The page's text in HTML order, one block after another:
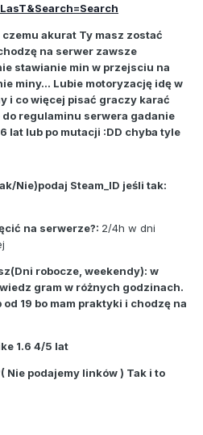
akurat Ty masz zostać
na serwer zawsze
stawianie min w przejsciu na
miny... Lubie motoryzację idę w
i co więcej pisać graczy karać
regulaminu serwera gadanie
lat lub po mutacji :DD chyba tyle
Nie)podaj Steam_ID jeśli tak:
na serwerze?: 2/4h w dni
robocze, weekendy): w
gram w różnych godzinach.
19 bo mam praktyki i chodzę na
1.6 4/5 lat
Nie podajemy linków ) Tak i to